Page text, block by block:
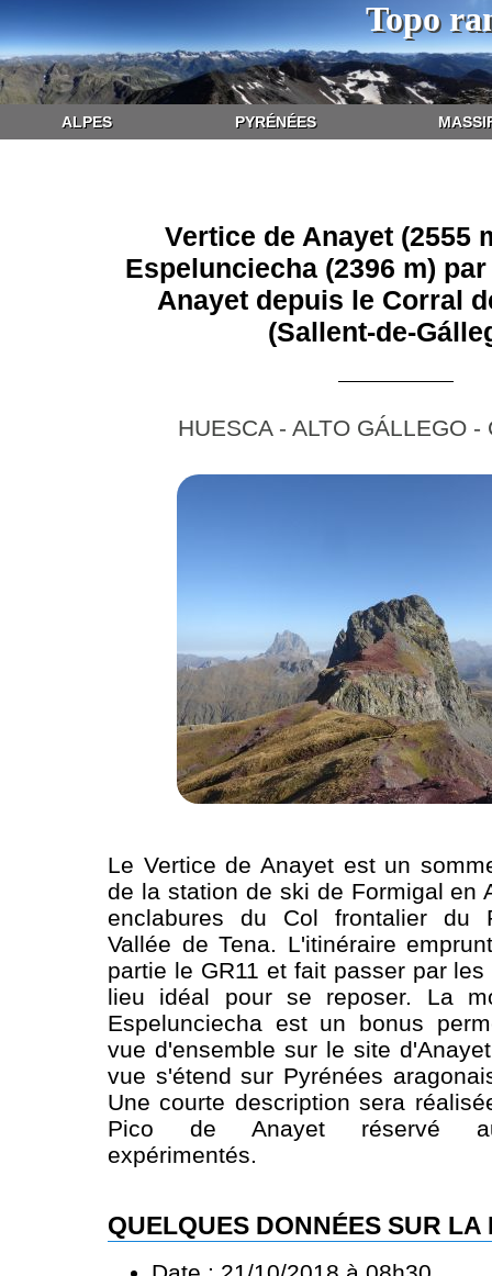
Topo
ALPES PYRÉNÉES
Vertice de Anayet (2555
Espelunciecha (2396 m)
Anayet depuis le Corral
(Sallent-de-
HUESCA - ALTO GÁLLEGO -
Le Vertice de Anayet est un
de la station de ski de Formigal en
enclabures du Col frontalier du
Vallée de Tena. L'itinéraire
partie le GR11 et fait passer par
lieu idéal pour se reposer. La
Espelunciecha est un bonus
vue d'ensemble sur le site
vue s'étend sur Pyrénées
Une courte description sera
Pico de Anayet réservé
expérimentés.
QUELQUES DONNÉES SUR LA